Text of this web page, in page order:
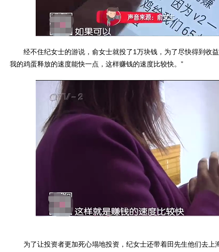
经不住纪女士的游说，俞女士就投了1万块钱，为了尽快得到收益
我的鸡蛋释放的速度能快一点，这样赚钱的速度比较快。”
为了让投资者更加死心塌地投资，纪女士还带着田先生他们去上